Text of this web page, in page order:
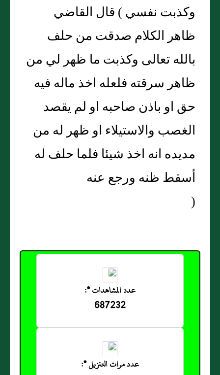
وكذبت نفسي ) قال القاضي
ظاهر الكلام صدقت من حلف
بالله تعالى وكذبت ما ظهر لي من
ظاهر سرقته فلعله اخذ ماله فيه
حق او باذن صاحبه او لم يقصد
الغصب والاستيلاء او ظهر له من
مديده انه اخذ شيئا فلما حلف له
أسقط ظنه ورجع عنه
(
عدد المشاهدات *:
687232
عدد مرات التنزيل *: